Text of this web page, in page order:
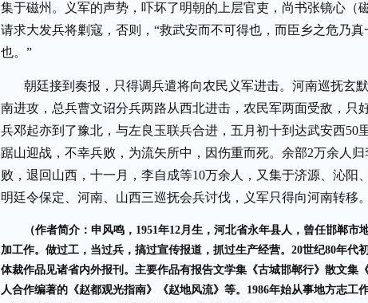
集于磁州。义军的声势，吓坏了明朝的上层官吏，尚书张镜心（
请求大发兵将剿寇，否则，“救武安而不可得也，而臣乡之危乃
也。”
朝廷接到奏报，只得调兵遣将向农民义军进击。河南巡抚玄
南进攻，总兵曹文诏分兵两路从西北进击，农民军两面受敌，只
兵邓起亦到了豫北，与左良玉联兵合进，五月初十到达武安西50
踞山迎战，不幸兵败，为流矢所中，因伤重而死。余部2万余人归
败，退回山西，十一月，李自成等10万余人，又集于济源、沁阳
明廷令保定、河南、山西三巡抚会兵讨伐，义军只得向河南转移。
（作者简介：申风鸣，1951年12月生，河北省永年县人，曾任邯郸市
加工作。做过工，当过兵，搞过宣传报道，抓过生产经营。20世纪80年代
体裁作品见诸省内外报刊。主要作品有报告文学集《古城邯郸行》散文集
人合作编著的《赵都观光指南》《赵地风流》等。1986年始从事地方志工